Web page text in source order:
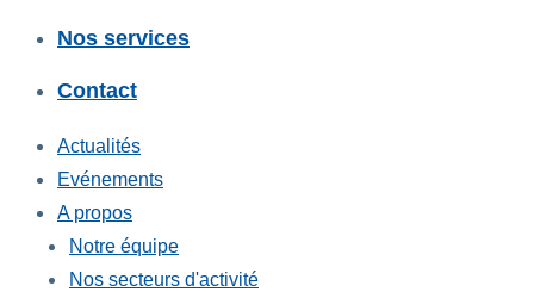
Nos services
Contact
Actualités
Evénements
A propos
Notre équipe
Nos secteurs d'activité